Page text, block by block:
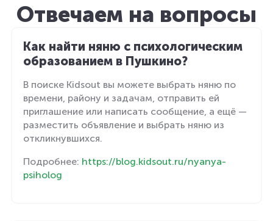
Отвечаем на вопросы
Как найти няню с психологическим
образованием в Пушкино?
В поиске Kidsout вы можете выбрать няню по
времени, району и задачам, отправить ей
приглашение или написать сообщение, а ещё —
разместить объявление и выбрать няню из
откликнувшихся.
Подробнее: https://blog.kidsout.ru/nyanya-
psiholog